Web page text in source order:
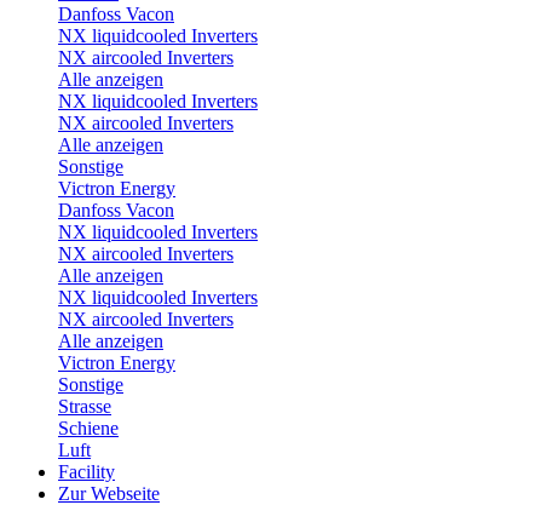
Danfoss Vacon
NX liquidcooled Inverters
NX aircooled Inverters
Alle anzeigen
NX liquidcooled Inverters
NX aircooled Inverters
Alle anzeigen
Sonstige
Victron Energy
Danfoss Vacon
NX liquidcooled Inverters
NX aircooled Inverters
Alle anzeigen
NX liquidcooled Inverters
NX aircooled Inverters
Alle anzeigen
Victron Energy
Sonstige
Strasse
Schiene
Luft
Facility
Zur Webseite